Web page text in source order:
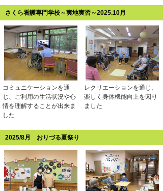
さくら看護専門学校～実地実習～2025.10月
コミュニケーションを通
じ、ご利用の生活状況や心
情を理解することが出来ま
した
レクリエーションを通じ、
楽しく身体機能向上を図り
ました
2025/8月 おりづる夏祭り